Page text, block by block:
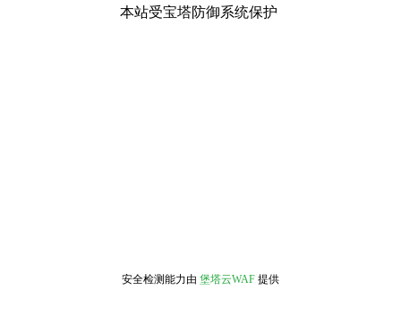
本站受宝塔防御系统保护
安全检测能力由 堡塔云WAF 提供